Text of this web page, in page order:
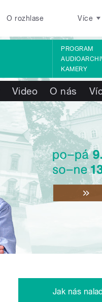
O rozhlase Více
PROGRAM
KAMERY
Video O nás
Jak nás